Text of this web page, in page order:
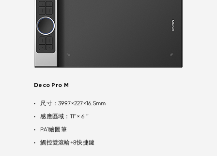
Deco Pro M
● 尺寸：399.7×227×16.5mm
● 感應區域：11″× 6 ″
● PA1繪圖筆
● 觸控雙滾輪+8快捷鍵